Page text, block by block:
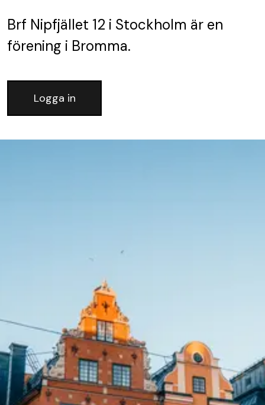
Brf Nipfjället 12 i Stockholm är en
förening i Bromma.
Logga in